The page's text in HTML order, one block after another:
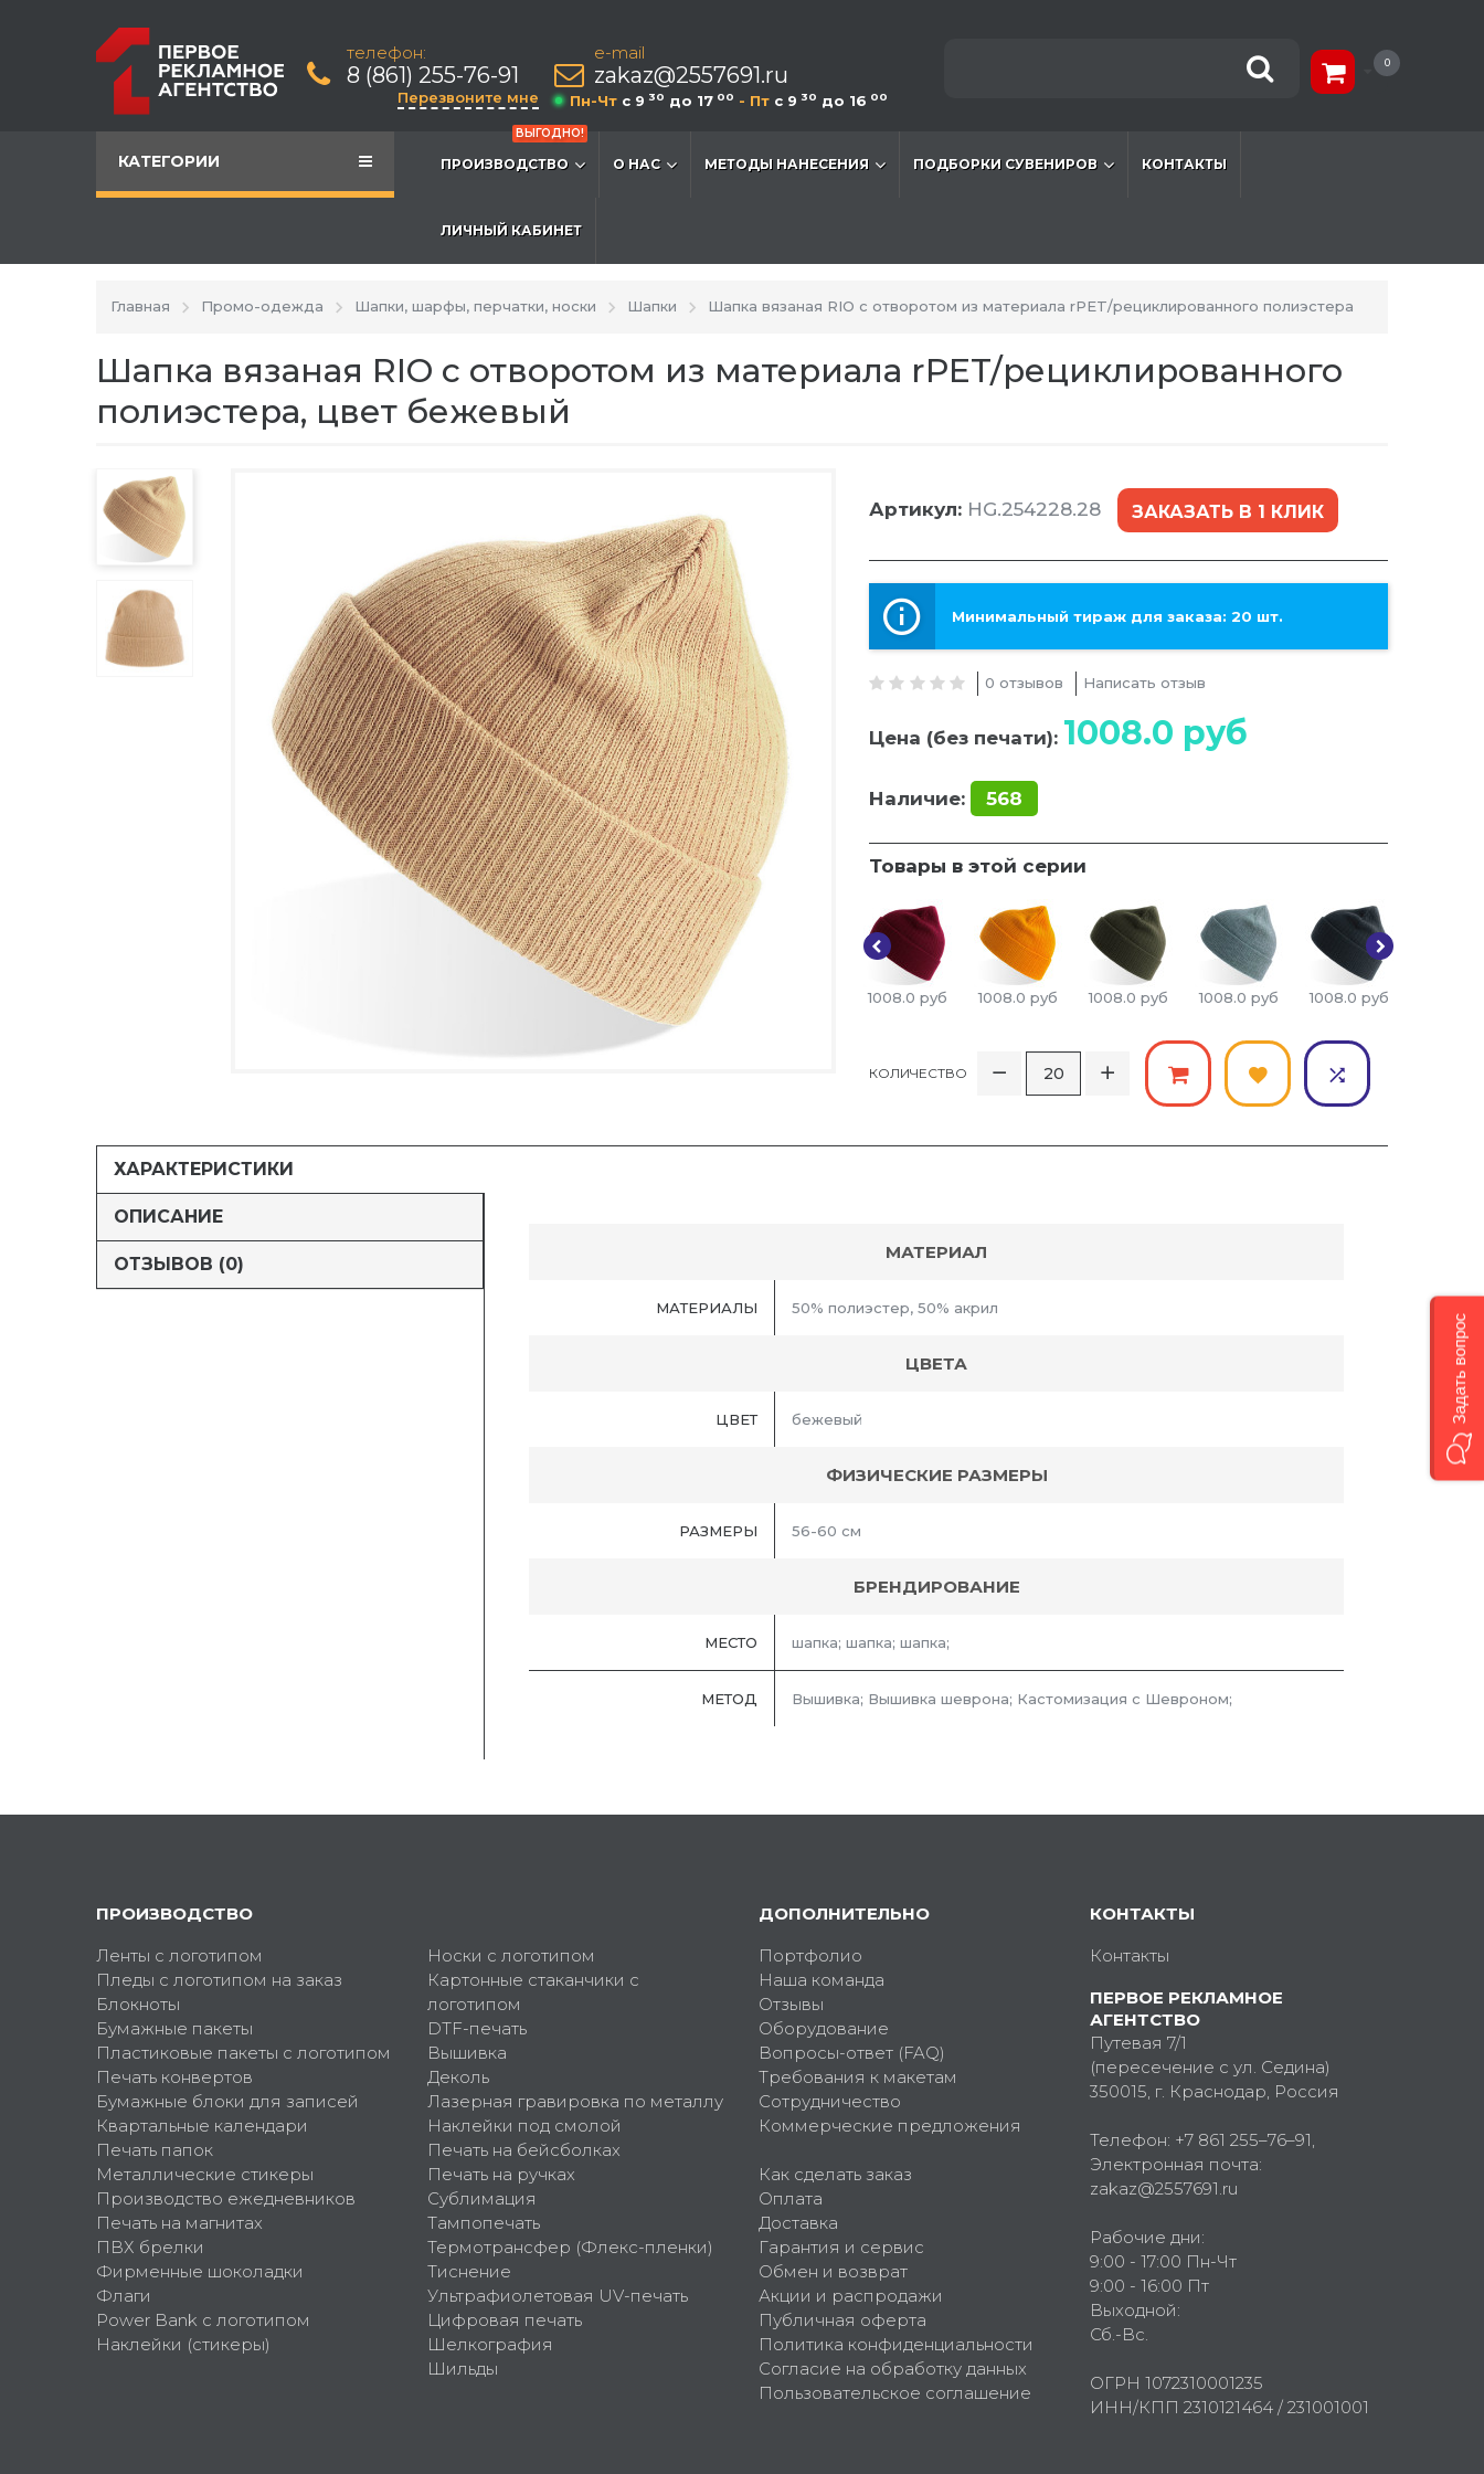
телефон:
8 (861) 255-76-91
Перезвоните мне
e-mail
zakaz@2557691.ru
Пн-Чт c 9 30 до 17 00 - Пт c 9 30 до 16 00
0
КАТЕГОРИИ
ВЫГОДНО!
ПРОИЗВОДСТВО О НАС МЕТОДЫ НАНЕСЕНИЯ ПОДБОРКИ СУВЕНИРОВ КОНТАКТЫ
ЛИЧНЫЙ КАБИНЕТ
Главная Промо-одежда Шапки, шарфы, перчатки, носки Шапки Шапка вязаная RIO с отворотом из материала rPET/рециклированного полиэстера
Шапка вязаная RIO с отворотом из материала rPET/рециклированного
полиэстера, цвет бежевый
Артикул: HG.254228.28 ЗАКАЗАТЬ В 1 КЛИК
Минимальный тираж для заказа: 20 шт.
0 отзывов Написать отзыв
Цена (без печати): 1008.0 руб
Наличие: 568
Товары в этой серии
1008.0 руб 1008.0 руб 1008.0 руб 1008.0 руб 1008.0 руб
КОЛИЧЕСТВО
ХАРАКТЕРИСТИКИ
ОПИСАНИЕ
ОТЗЫВОВ (0)
МАТЕРИАЛ
МАТЕРИАЛЫ 50% полиэстер, 50% акрил
ЦВЕТА
ЦВЕТ бежевый
ФИЗИЧЕСКИЕ РАЗМЕРЫ
РАЗМЕРЫ 56-60 см
БРЕНДИРОВАНИЕ
МЕСТО шапка; шапка; шапка;
МЕТОД Вышивка; Вышивка шеврона; Кастомизация с Шевроном;
ПРОИЗВОДСТВО
Ленты с логотипом
Пледы с логотипом на заказ
Блокноты
Бумажные пакеты
Пластиковые пакеты с логотипом
Печать конвертов
Бумажные блоки для записей
Квартальные календари
Печать папок
Металлические стикеры
Производство ежедневников
Печать на магнитах
ПВХ брелки
Фирменные шоколадки
Флаги
Power Bank с логотипом
Наклейки (стикеры)
Носки с логотипом
Картонные стаканчики с
логотипом
DTF-печать
Вышивка
Деколь
Лазерная гравировка по металлу
Наклейки под смолой
Печать на бейсболках
Печать на ручках
Сублимация
Тампопечать
Термотрансфер (Флекс-пленки)
Тиснение
Ультрафиолетовая UV-печать
Цифровая печать
Шелкография
Шильды
ДОПОЛНИТЕЛЬНО
Портфолио
Наша команда
Отзывы
Оборудование
Вопросы-ответ (FAQ)
Требования к макетам
Сотрудничество
Коммерческие предложения
Как сделать заказ
Оплата
Доставка
Гарантия и сервис
Обмен и возврат
Акции и распродажи
Публичная оферта
Политика конфиденциальности
Согласие на обработку данных
Пользовательское соглашение
КОНТАКТЫ
Контакты
ПЕРВОЕ РЕКЛАМНОЕ
АГЕНТСТВО
Путевая 7/1
(пересечение с ул. Седина)
350015, г. Краснодар, Россия
Телефон: +7 861 255–76–91,
Электронная почта:
zakaz@2557691.ru
Рабочие дни:
9:00 - 17:00 Пн-Чт
9:00 - 16:00 Пт
Выходной:
Сб.-Вс.
ОГРН 1072310001235
ИНН/КПП 2310121464 / 231001001
Задать вопрос